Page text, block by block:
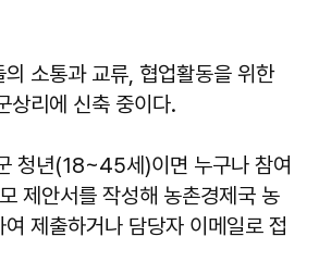
소통과 교류, 협업활동을 위한
상리에 신축 중이다.
청년(18~45세)이면 누구나 참여
제안서를 작성해 농촌경제국 농
제출하거나 담당자 이메일로 접